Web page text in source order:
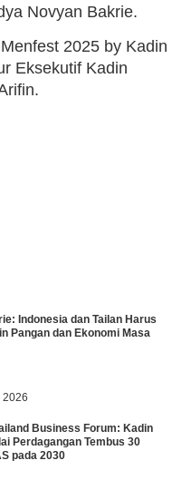
Novyan Bakrie.
2025 by Kadin
Eksekutif Kadin
Indonesia dan Tailan Harus
Pangan dan Ekonomi Masa
2026
Business Forum: Kadin
Perdagangan Tembus 30
pada 2030